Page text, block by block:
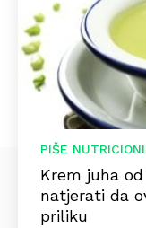
PIŠE
Krem juha
natjerati da
priliku